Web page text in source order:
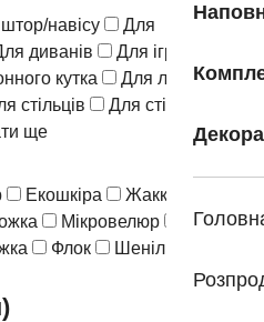
навісу
Для
диванів
Для іграшок
кутка Для ліжок
Для
стільців
Для стінових
ще
Екошкіра
Жаккард
Мікровелюр
Флок Шеніл